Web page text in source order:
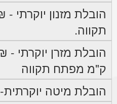
תקווה.
ק"מ מפתח תקווה
הובלת מיטה יוקרתית- 350-800₪